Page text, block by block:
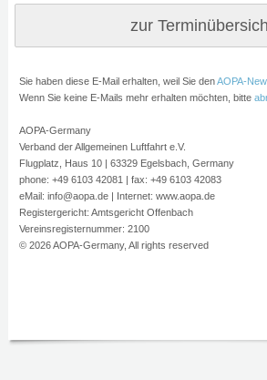
zur
Sie haben diese E-Mail erhalten, weil Sie denAOPA-
Wenn Sie keine E-Mails mehr erhalten möchten, bitte
AOPA-Germany
Verband der Allgemeinen Luftfahrt e.V.
Flugplatz, Haus 10 | 63329 Egelsbach, Germany
phone: +49 6103 42081 | fax: +49 6103 42083
eMail: info@aopa.de | Internet: www.aopa.de
Registergericht: Amtsgericht Offenbach
Vereinsregisternummer: 2100
© 2026 AOPA-Germany, All rights reserved